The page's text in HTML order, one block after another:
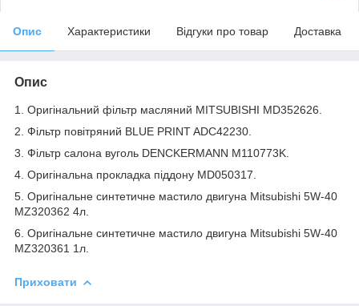
Опис Характеристики Відгуки про товар Доставка
Опис
1. Оригінальний фільтр масляний MITSUBISHI MD352626.
2. Фільтр повітряний BLUE PRINT ADC42230.
3. Фільтр салона вуголь DENCKERMANN M110773K.
4. Оригінальна прокладка піддону MD050317.
5. Оригінальне синтетичне мастило двигуна Mitsubishi 5W-40
MZ320362 4л.
6. Оригінальне синтетичне мастило двигуна Mitsubishi 5W-40
MZ320361 1л.
Приховати